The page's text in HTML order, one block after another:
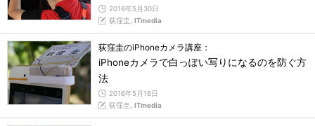
2016年5月30日
荻窪圭, ITmedia
荻窪圭のiPhoneカメラ講座：
iPhoneカメラで白っぽい写りになるのを防ぐ方
法
2016年5月16日
荻窪圭, ITmedia